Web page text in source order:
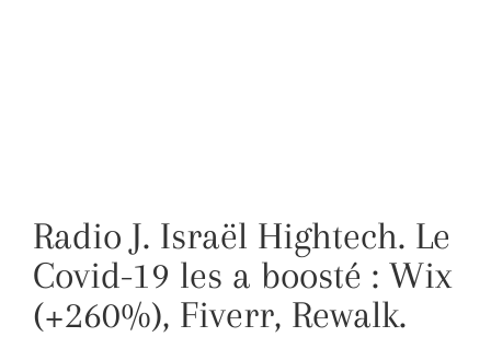
Radio J. Israël Hightech. Le
Covid-19 les a boosté : Wix
(+260%), Fiverr, Rewalk.